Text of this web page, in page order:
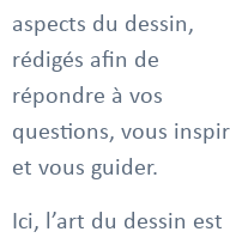
aspects du dessin,
rédigés afin de
répondre à vos
questions, vous
et vous guider.
Ici, l’art du dessin est